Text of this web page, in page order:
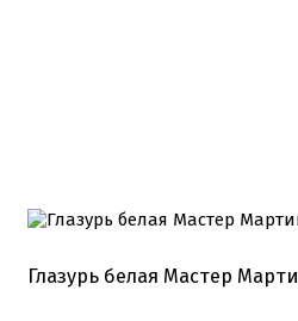
Глазурь белая Мастер